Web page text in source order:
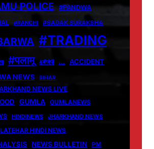
POLICE
#PANDWA
#RANCHI #SADAK SURAKSHA
#TRADING
#पलामू #बीजेपी … ACCIDENT
NEWS BIHAR
NEWS LIVE
GUMLA
GUMLANEWS
HINDINEWS
JHARKHAND NEWS
LATEHAR HINDI NEWS
NEWS BULLETIN
PM